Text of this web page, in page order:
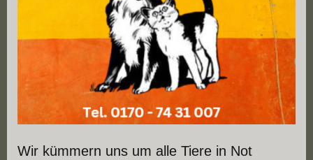
Wir kümmern uns um alle Tiere in Not